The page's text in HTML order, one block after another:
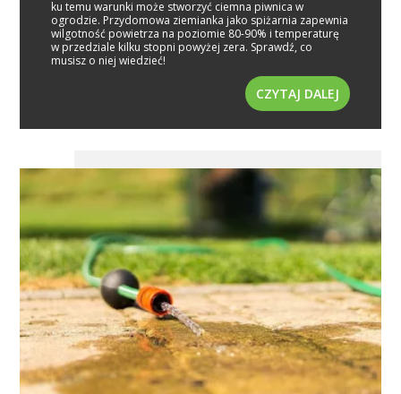
ku temu warunki może stworzyć ciemna piwnica w
ogrodzie. Przydomowa ziemianka jako spiżarnia zapewnia
wilgotność powietrza na poziomie 80-90% i temperaturę
w przedziale kilku stopni powyżej zera. Sprawdź, co
musisz o niej wiedzieć!
CZYTAJ DALEJ